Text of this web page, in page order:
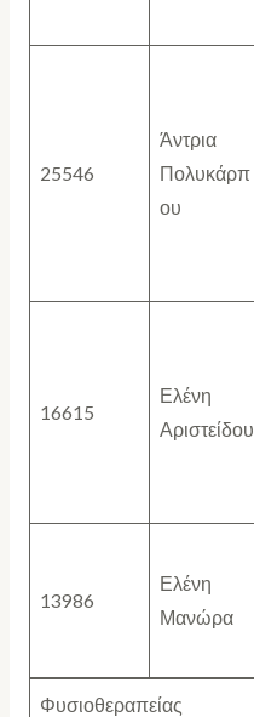
25546
Άντρια
Πολυκάρπ
ου
16615
Ελένη
Αριστείδου
13986
Ελένη
Μανώρα
Φυσιοθεραπείας